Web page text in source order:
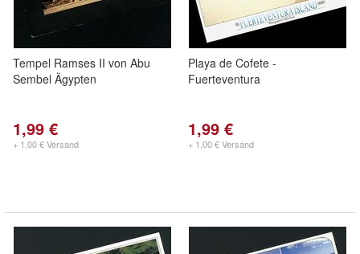
Tempel Ramses II von Abu
Sembel Ägypten
1,99 €
+ 1,00 € Versand
Playa de Cofete -
Fuerteventura
1,99 €
+ 1,00 € Versand